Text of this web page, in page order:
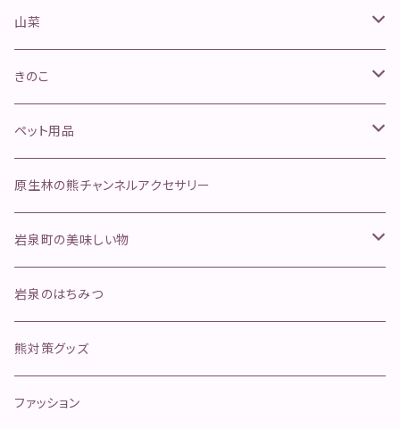
山菜
山菜きのこセット
ネマガリタケセット
ふきのとう
行者にんにく
きのこ
松茸
舞茸
そのほかのきのこ
ペット用品
金櫛
ペットフード
ジャーキー
ボイル
手作り本革安全首環
マグロ寄り返しリード
オールステンレスリード
原生林の熊チャンネルアクセサリー
岩泉町の美味しい物
天然岩魚
岩泉ヨーグルト
イタチハギの蜂蜜
岩泉のはちみつ
熊対策グッズ
ファッション